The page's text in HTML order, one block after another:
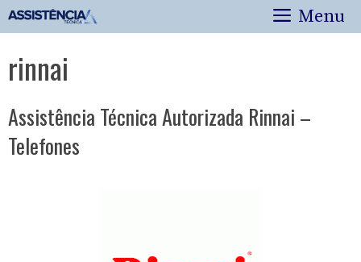
Pular
para
conteúdo
Menu
rinnai
Assistência Técnica Autorizada Rinnai –
Telefones